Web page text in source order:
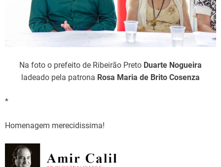
Na foto o prefeito de Ribeirão Preto Duarte Nogueira
ladeado pela patrona Rosa Maria de Brito Cosenza
*
Homenagem merecidissima!